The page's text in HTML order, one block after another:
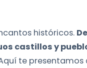
históricos.
castillos y
te presentamos